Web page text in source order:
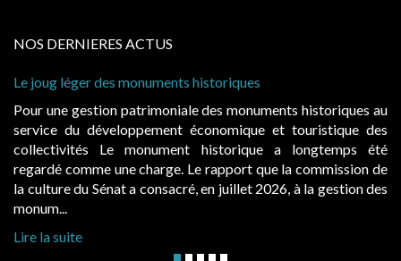
NOS DERNIERES ACTUS
Le joug léger des monuments historiques
Pour une gestion patrimoniale des monuments historiques au
service du développement économique et touristique des
collectivités Le monument historique a longtemps été
regardé comme une charge. Le rapport que la commission de
la culture du Sénat a consacré, en juillet 2026, à la gestion des
monum...
Lire la suite